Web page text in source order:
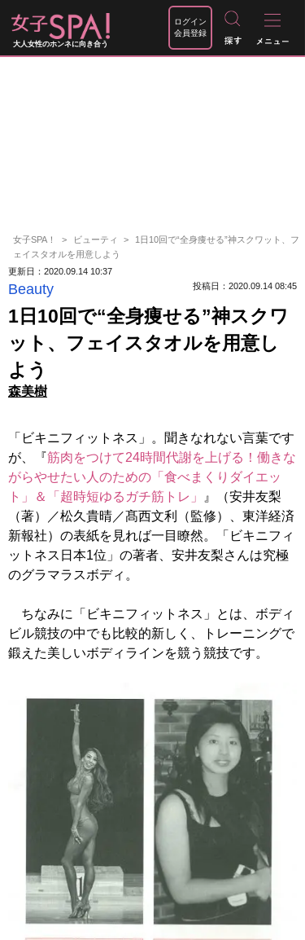
大人女性のホンネに向き合う
ログイン
会員登録
女子SPA！ ビューティ
1日10回で“全身痩せる”神スクワット、フ
ェイスタオルを用意しよう
更新日：2020.09.14 10:37
Beauty 投稿日：2020.09.14 08:45
1日10回で“全身痩せる”神スクワ
ット、フェイスタオルを用意し
よう
森美樹
「ビキニフィットネス」。聞きなれない言葉です
が、『筋肉をつけて24時間代謝を上げる！働きな
がらやせたい人のための「食べまくりダイエッ
ト」＆「超時短ゆるガチ筋トレ」
』（安井友梨
（著）／松久貴晴／髙西文利（監修）、東洋経済
新報社）の表紙を見れば一目瞭然。「ビキニフィ
ットネス日本1位」の著者、安井友梨さんは究極
のグラマラスボディ。
ちなみに「ビキニフィットネス」とは、ボディ
ビル競技の中でも比較的新しく、トレーニングで
鍛えた美しいボディラインを競う競技です。